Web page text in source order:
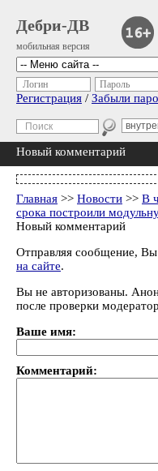
Дебри-ДВ
мобильная версия
Логин Пароль
Регистрация / Забыли
Новый комментарий
Главная >> Новости >> В
срока построили
Новый комментарий
Отправляя сообщение, Вы
на сайте.
Вы не авторизованы.
после проверки
Ваше имя:
Комментарий: